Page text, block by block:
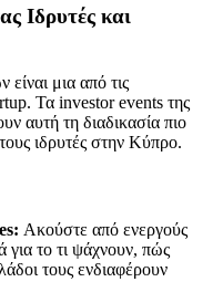
Ιδρυτές και
μια από τις
Τα investor events της
αυτή τη διαδικασία πιο
ιδρυτές στην Κύπρο.
Ακούστε από ενεργούς
για το τι ψάχνουν, πώς
τους ενδιαφέρουν